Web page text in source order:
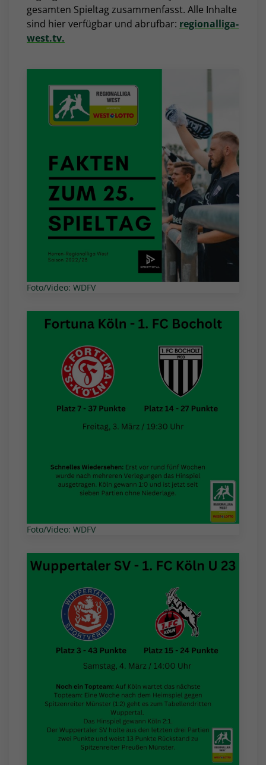
gesamten Spieltag zusammenfasst. Alle Inhalte
sind hier verfügbar und abrufbar: regionalliga-
west.tv.
Foto/Video: WDFV
Foto/Video: WDFV